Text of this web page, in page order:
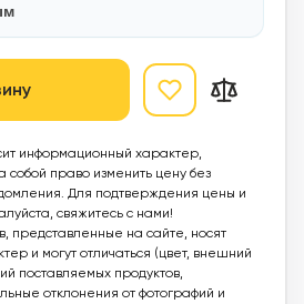
информационный характер,
собой право изменить цену без
Для подтверждения цены и
свяжитесь с нами!
представленные на сайте, носят
и могут отличаться (цвет, внешний
поставляемых продуктов,
отклонения от фотографий и